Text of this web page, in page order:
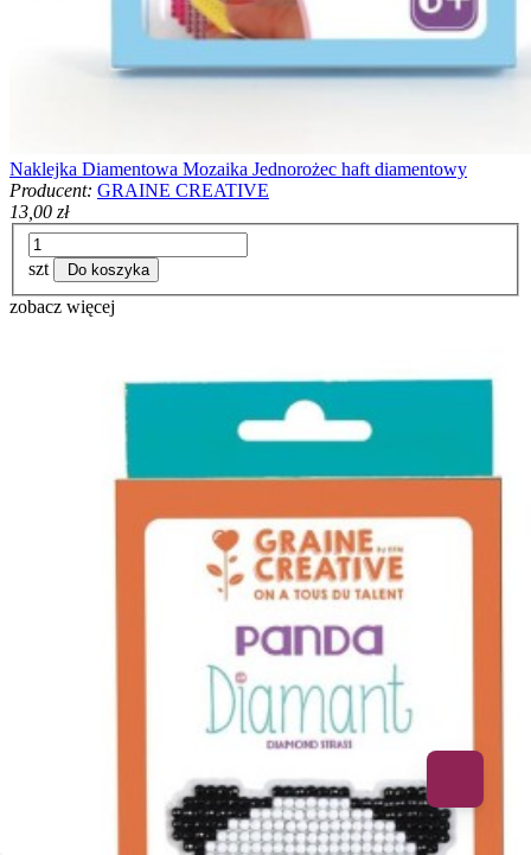
Naklejka Diamentowa Mozaika Jednorożec haft diamentowy
Producent: GRAINE CREATIVE
13,00 zł
szt Do koszyka
zobacz więcej